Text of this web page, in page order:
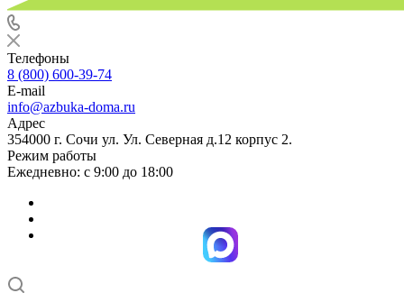
Телефоны
8 (800) 600-39-74
E-mail
info@azbuka-doma.ru
Адрес
354000 г. Сочи ул. Ул. Северная д.12 корпус 2.
Режим работы
Ежедневно: с 9:00 до 18:00